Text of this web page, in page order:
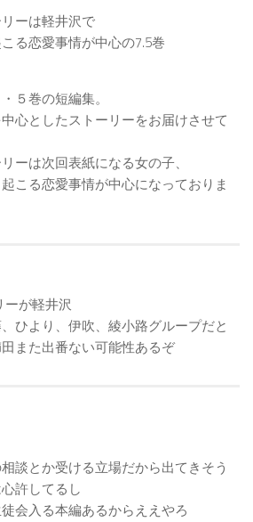
ーは軽井沢で
る恋愛事情が中心の7.5巻
５巻の短編集。
心としたストーリーをお届けさせて
ーは次回表紙になる女の子、
こる恋愛事情が中心になっておりま
ーが軽井沢
ひより、伊吹、綾小路グループだと
また出番ない可能性あるぞ
談とか受ける立場だから出てきそう
許してるし
会入る本編あるからええやろ